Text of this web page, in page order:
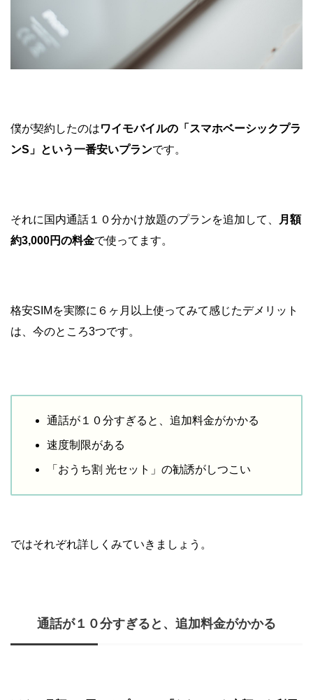
僕が契約したのはワイモバイルの「スマホベーシックプラ
ンS」という一番安いプランです。
それに国内通話１０分かけ放題のプランを追加して、
月額
約3,000円の料金で使ってます。
格安SIMを実際に６ヶ月以上使ってみて感じたデメリット
は、今のところ3つです。
通話が１０分すぎると、追加料金がかかる
速度制限がある
「おうち割 光セット」の勧誘がしつこい
ではそれぞれ詳しくみていきましょう。
通話が１０分すぎると、追加料金がかかる